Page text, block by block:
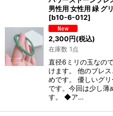
男性用 女性用 緑 グ
[b10-6-012]
2,300円(税込)
在庫数 1点
直径6ミリの玉なの
けます。 他のブレ
めです。 優しいグ
です。今回は少し薄
す。 ◆ア…